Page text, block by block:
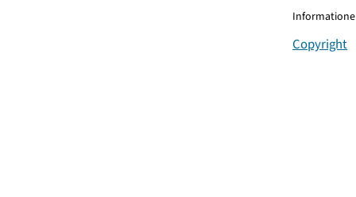
Copyright